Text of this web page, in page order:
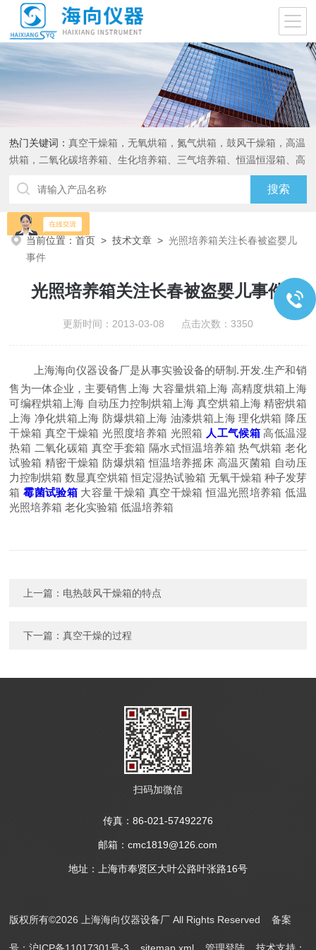
热门关键词：真空干燥箱，无氧烘箱，氮气烘箱，鼓风干燥箱，高温
烘箱，二氧化碳培养箱、生化培养箱、三气培养箱、恒温恒湿箱、高
当前位置：首页 >技术文章 >光照培养箱关注长春被盗婴儿
事件
光照培养箱关注长春被盗婴儿事件
更新时间：2013-03-08 点击次数：3350
上海海向仪器设备厂是从事实验设备的研制.开发.生产和销
售为一体企业，主要销售上海 大容量烘箱上海 高精度烘箱上海
可编程烘箱上海 自动压力控制烘箱上海 真空烘箱上海 精密烘箱
上海 净化烘箱上海 防爆烘箱上海 油漆烘箱上海 理化烘箱 降压
干燥箱 真空干燥箱 光照度培养箱 光照箱 人工气候箱 高低温湿
热箱 二氧化碳箱 真空手套箱 隔水式恒温培养箱 热气烘箱 老化
试验箱 精密干燥箱 防爆烘箱 恒温培养摇床 高温灭菌箱 自动压
力控制烘箱 数显真空烘箱 恒定湿热试验箱 无氧干燥箱 种子发芽
箱 霉菌试验箱 大容量干燥箱 真空干燥箱 恒温光照培养箱 低温
光照培养箱 老化实验箱 低温培养箱
上一篇： 电热鼓风干燥箱的特点
下一篇：真空干燥的过程
扫码加微信
传真：86-021-57492276
邮箱：cmc1819@126.com
地址：上海市奉贤区大叶公路叶张路16号
版权所有©2026 上海海向仪器设备厂 All Rights Reserved备案